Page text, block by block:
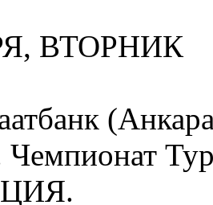
ВТОРНИК